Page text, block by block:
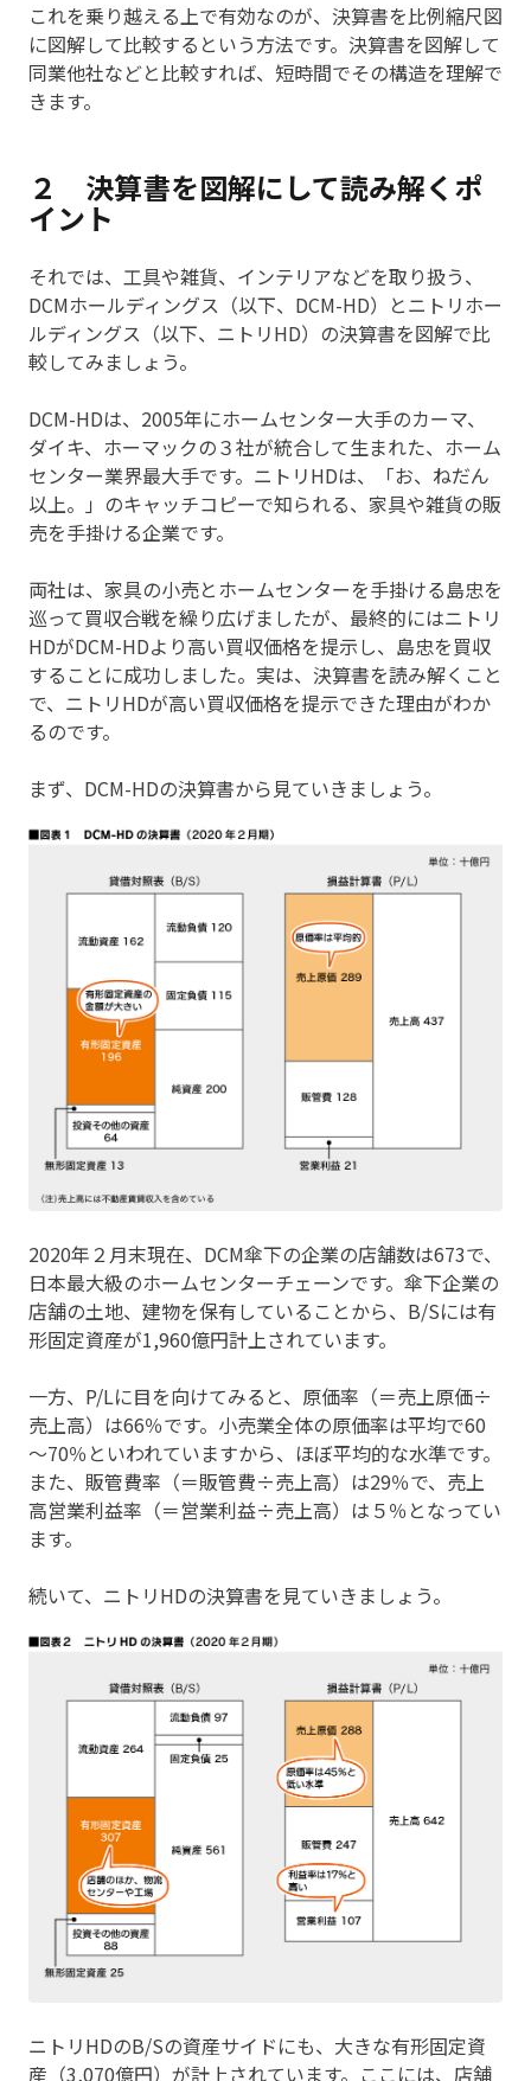
これを乗り越える上で有効なのが、決算書を比例縮尺図
に図解して比較するという方法です。決算書を図解して
同業他社などと比較すれば、短時間でその構造を理解で
きます。
２ 決算書を図解にして読み解くポ
イント
それでは、工具や雑貨、インテリアなどを取り扱う、
DCMホールディングス（以下、DCM-HD）とニトリホー
ルディングス（以下、ニトリHD）の決算書を図解で比
較してみましょう。
DCM-HDは、2005年にホームセンター大手のカーマ、
ダイキ、ホーマックの３社が統合して生まれた、ホーム
センター業界最大手です。ニトリHDは、「お、ねだん
以上。」のキャッチコピーで知られる、家具や雑貨の販
売を手掛ける企業です。
両社は、家具の小売とホームセンターを手掛ける島忠を
巡って買収合戦を繰り広げましたが、最終的にはニトリ
HDがDCM-HDより高い買収価格を提示し、島忠を買収
することに成功しました。実は、決算書を読み解くこと
で、ニトリHDが高い買収価格を提示できた理由がわか
るのです。
まず、DCM-HDの決算書から見ていきましょう。
2020年２月末現在、DCM傘下の企業の店舗数は673で、
日本最大級のホームセンターチェーンです。傘下企業の
店舗の土地、建物を保有していることから、B/Sには有
形固定資産が1,960億円計上されています。
一方、P/Lに目を向けてみると、原価率（＝売上原価÷
売上高）は66％です。小売業全体の原価率は平均で60
～70％といわれていますから、ほぼ平均的な水準です。
また、販管費率（＝販管費÷売上高）は29％で、売上
高営業利益率（＝営業利益÷売上高）は５％となってい
ます。
続いて、ニトリHDの決算書を見ていきましょう。
ニトリHDのB/Sの資産サイドにも、大きな有形固定資
産（3,070億円）が計上されています。ここには、店舗